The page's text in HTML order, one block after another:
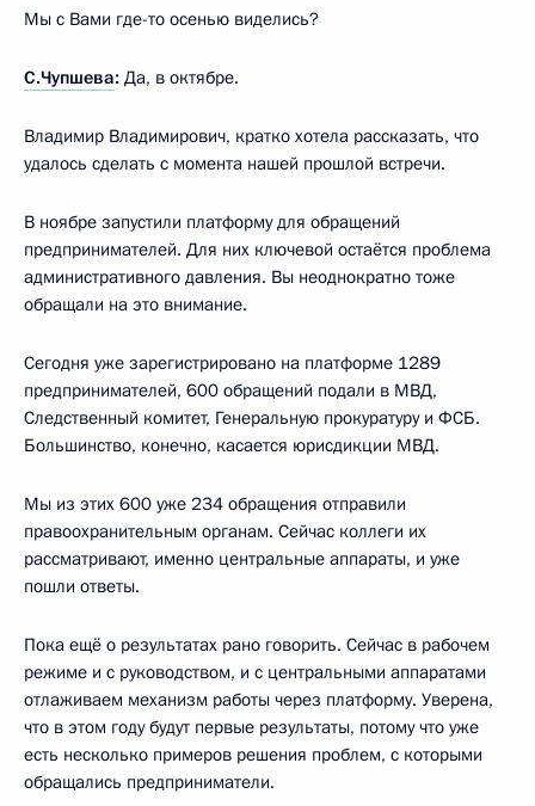
Мы с Вами где-то осенью виделись?
С.Чупшева: Да, в октябре.
Владимир Владимирович, кратко хотела рассказать, что
удалось сделать с момента нашей прошлой встречи.
В ноябре запустили платформу для обращений
предпринимателей. Для них ключевой остаётся проблема
административного давления. Вы неоднократно тоже
обращали на это внимание.
Сегодня уже зарегистрировано на платформе 1289
предпринимателей, 600 обращений подали в МВД,
Следственный комитет, Генеральную прокуратуру и ФСБ.
Большинство, конечно, касается юрисдикции МВД.
Мы из этих 600 уже 234 обращения отправили
правоохранительным органам. Сейчас коллеги их
рассматривают, именно центральные аппараты, и уже
пошли ответы.
Пока ещё о результатах рано говорить. Сейчас в рабочем
режиме и с руководством, и с центральными аппаратами
отлаживаем механизм работы через платформу. Уверена,
что в этом году будут первые результаты, потому что уже
есть несколько примеров решения проблем, с которыми
обращались предприниматели.